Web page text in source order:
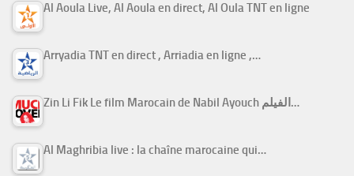
Al Aoula Live, Al Aoula en direct, Al Oula TNT en ligne
Arryadia TNT en direct , Arriadia en ligne ,…
Zin Li Fik Le film Marocain de Nabil Ayouch الفيلم…
Al Maghribia live : la chaîne marocaine qui…